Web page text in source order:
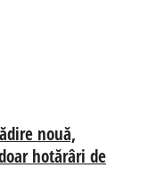
nouă,
hotărâri de